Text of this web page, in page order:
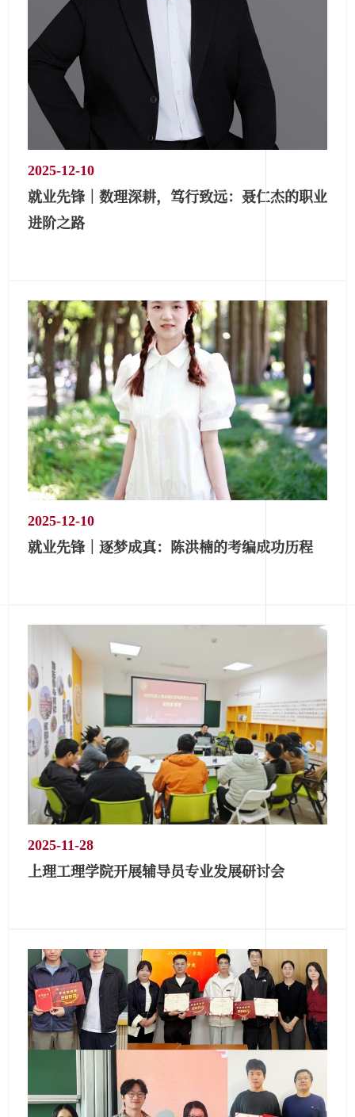
2025-12-10
就业先锋｜数理深耕，笃行致远：聂仁杰的职业
进阶之路
2025-12-10
就业先锋｜逐梦成真：陈洪楠的考编成功历程
2025-11-28
上理工理学院开展辅导员专业发展研讨会